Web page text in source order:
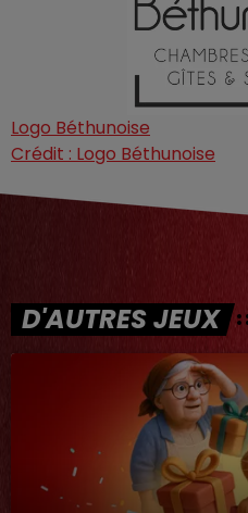
Logo Béthunoise
Crédit : Logo Béthunoise
D'AUTRES JEUX